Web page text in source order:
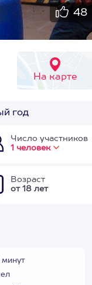
48
На карте
год
Число участников
1 человек
Возраст
от 18 лет